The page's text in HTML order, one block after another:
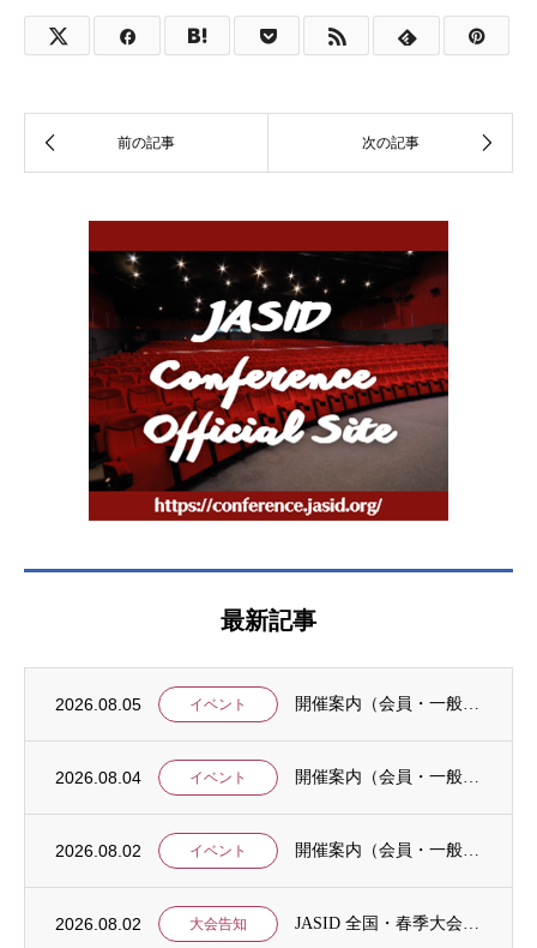
最新記事
2026.08.05 イベント 開催案内（会員・一般）：8/15 清末愛砂さん「女と戦争」＠上智大
2026.08.04 イベント 開催案内（会員・一般）：神戸大学ユネスコチェア開催セミナーのご案内
2026.08.02 イベント 開催案内（会員・一般）：「みんなのSDGs」セッション「今こそ考えるSDGsと戦争・平...
2026.08.02 大会告知 JASID 全国・春季大会：JASIDブックトーク報告募集